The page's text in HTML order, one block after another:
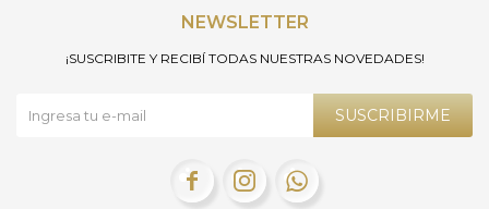
NEWSLETTER
¡SUSCRIBITE Y RECIBÍ TODAS NUESTRAS NOVEDADES!
SUSCRIBIRME
  